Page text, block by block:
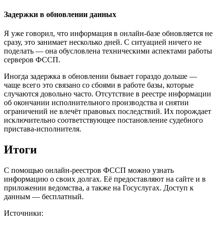
Задержки в обновлении данных
Я уже говорил, что информация в онлайн-базе обновляется не
сразу, это занимает несколько дней. С ситуацией ничего не
поделать — она обусловлена техническими аспектами работы
серверов ФССП.
Иногда задержка в обновлении бывает гораздо дольше —
чаще всего это связано со сбоями в работе базы, которые
случаются довольно часто. Отсутствие в реестре информации
об окончании исполнительного производства и снятии
ограничений не влечёт правовых последствий. Их порождает
исключительно соответствующее постановление судебного
пристава-исполнителя.
Итоги
С помощью онлайн-реестров ФССП можно узнать
информацию о своих долгах. Её предоставляют на сайте и в
приложении ведомства, а также на Госуслугах. Доступ к
данным — бесплатный.
Источники: